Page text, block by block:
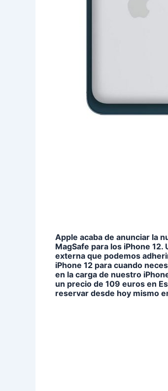
Apple acaba de anunciar la
MagSafe para los iPhone 12.
externa que podemos
iPhone 12 para cuando
en la carga de nuestro
un precio de 109 euros en
reservar desde hoy mismo